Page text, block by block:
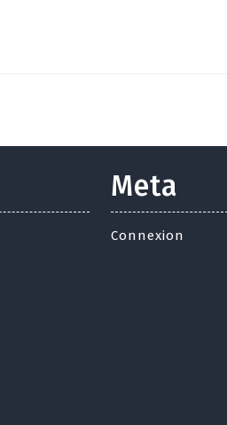
Meta
Connexion